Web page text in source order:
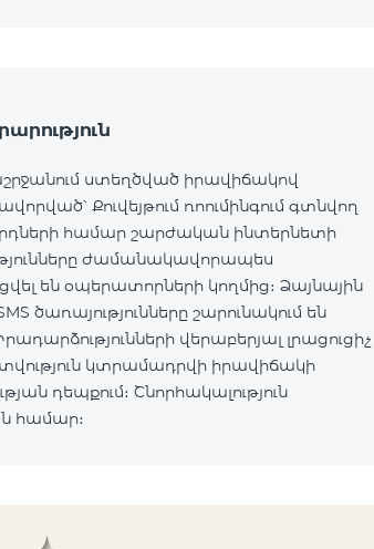
ստեղծված իրավիճակով
Քուվեյթում ռոումինգում գտնվող
համար շարժական ինտերնետի
ժամանակավորապես
են օպերատորների կողմից։ Ձայնային
ծառայությունները շարունակում են
վերաբերյալ լրացուցիչ
կտրամադրվի իրավիճակի
դեպքում։ Շնորհակալություն
համար։